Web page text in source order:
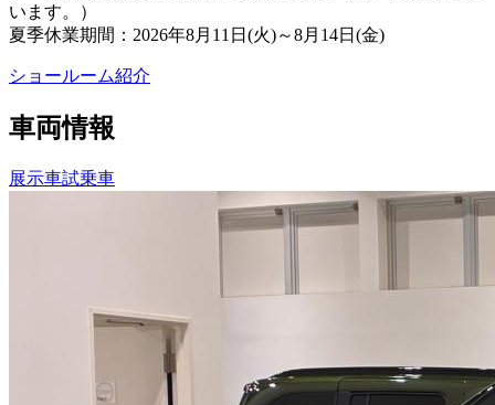
います。）
夏季休業期間：2026年8月11日(火)～8月14日(金)
ショールーム紹介
車両情報
展示車試乗車